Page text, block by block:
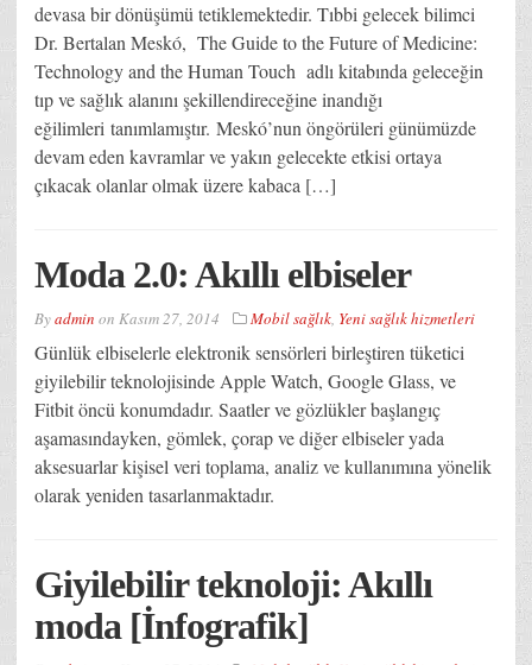
devasa bir dönüşümü tetiklemektedir. Tıbbi gelecek bilimci
Dr. Bertalan Meskó, The Guide to the Future of Medicine:
Technology and the Human Touch adlı kitabında geleceğin
tıp ve sağlık alanını şekillendireceğine inandığı
eğilimleri tanımlamıştır. Meskó’nun öngörüleri günümüzde
devam eden kavramlar ve yakın gelecekte etkisi ortaya
çıkacak olanlar olmak üzere kabaca […]
Moda 2.0: Akıllı elbiseler
Byadmin on Kasım 27, 2014 Mobil sağlık, Yeni sağlık hizmetleri
Günlük elbiselerle elektronik sensörleri birleştiren tüketici
giyilebilir teknolojisinde Apple Watch, Google Glass, ve
Fitbit öncü konumdadır. Saatler ve gözlükler başlangıç
aşamasındayken, gömlek, çorap ve diğer elbiseler yada
aksesuarlar kişisel veri toplama, analiz ve kullanımına yönelik
olarak yeniden tasarlanmaktadır.
Giyilebilir teknoloji: Akıllı
moda [İnfografik]